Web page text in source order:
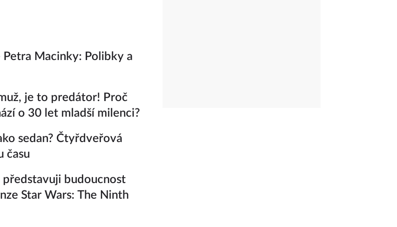
Petra Macinky: Polibky a
je to predátor! Proč
o 30 let mladší milenci?
sedan? Čtyřdveřová
času
představuji budoucnost
Star Wars: The Ninth